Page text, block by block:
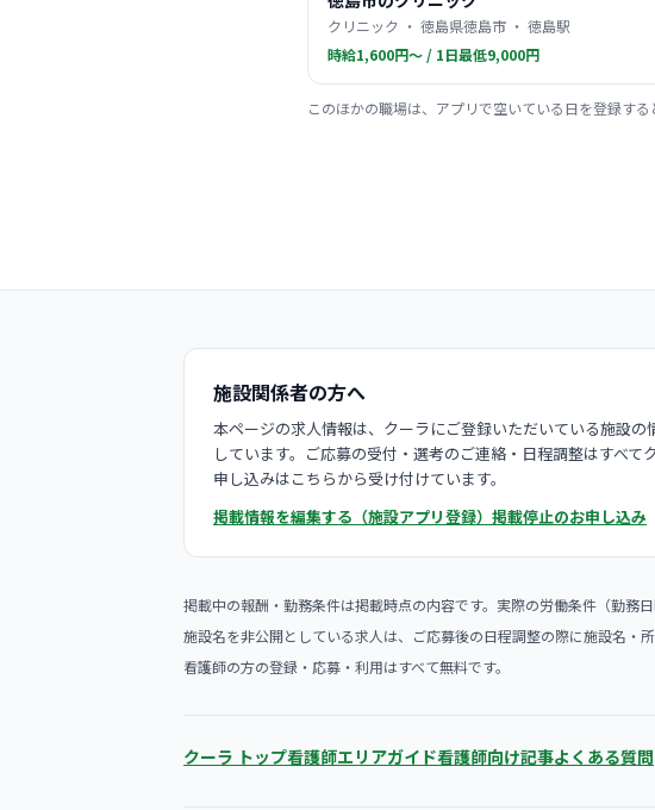
クリニック ・ 徳島県徳島市 ・ 徳島駅
時給1,600円〜 / 1日最低9,000円
このほかの職場は、アプリで空いている日を登録する
施設関係者の方へ
本ページの求人情報は、クーラにご登録いただいている施設
しています。ご応募の受付・選考のご連絡・日程調整はすべ
申し込みはこちらから受け付けています。
掲載情報を編集する（施設アプリ登録） 掲載停止のお申し込み
掲載中の報酬・勤務条件は掲載時点の内容です。実際の労働条件（勤務
施設名を非公開としている求人は、ご応募後の日程調整の際に施設名・所
看護師の方の登録・応募・利用はすべて無料です。
クーラ トップ看護師エリアガイド看護師向け記事よくある質問